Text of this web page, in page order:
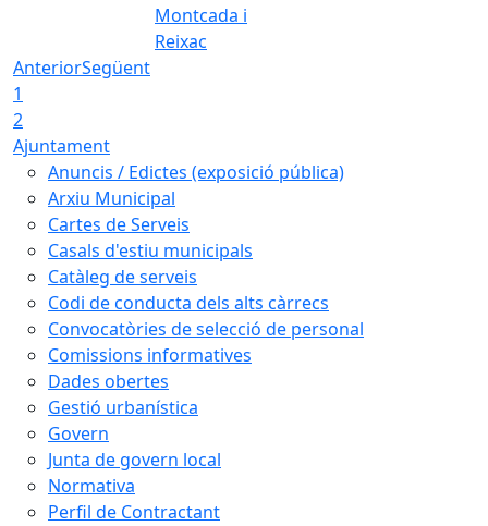
Montcada i
Reixac
AnteriorSegüent
1
2
Ajuntament
Anuncis / Edictes (exposició pública)
Arxiu Municipal
Cartes de Serveis
Casals d'estiu municipals
Catàleg de serveis
Codi de conducta dels alts càrrecs
Convocatòries de selecció de personal
Comissions informatives
Dades obertes
Gestió urbanística
Govern
Junta de govern local
Normativa
Perfil de Contractant